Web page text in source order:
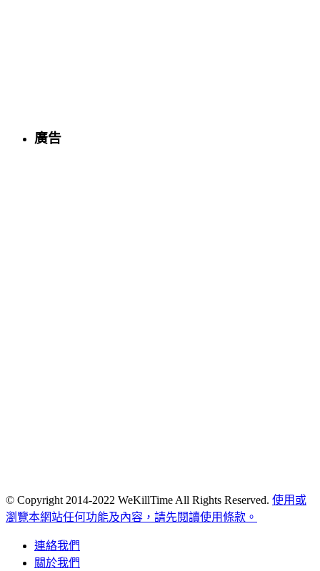
廣告
© Copyright 2014-2022 WeKillTime All Rights Reserved. 使用或
瀏覽本網站任何功能及內容，請先閱讀使用條款。
連絡我們
關於我們